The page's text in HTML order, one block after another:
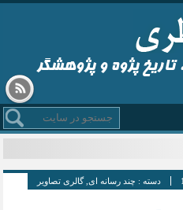
تاریخ پژوه و پژوهشگر
دسته : چند رسانه ای ,گالری تصاویر